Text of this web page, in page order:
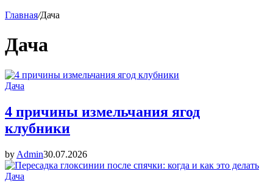
Главная/Дача
Дача
Дача
4 причины измельчания ягод
клубники
by Admin30.07.2026
Дача